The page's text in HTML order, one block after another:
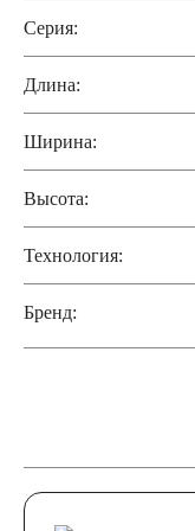
Серия:
Длина:
Ширина:
Высота:
Технология:
Бренд: